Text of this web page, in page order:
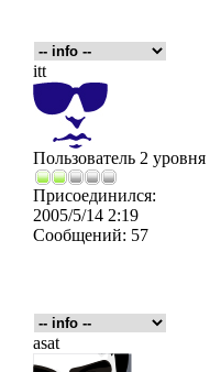
itt
Пользователь 2 уровня
Присоединился:
2005/5/14 2:19
Сообщений: 57
asat